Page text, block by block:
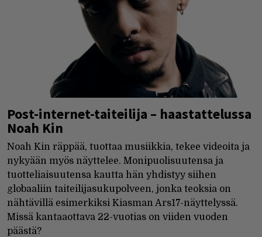
Post-internet-taiteilija – haastattelussa
Noah Kin
Noah Kin räppää, tuottaa musiikkia, tekee videoita ja
nykyään myös näyttelee. Monipuolisuutensa ja
tuotteliaisuutensa kautta hän yhdistyy siihen
globaaliin taiteilijasukupolveen, jonka teoksia on
nähtävillä esimerkiksi Kiasman Ars17-näyttelyssä.
Missä kantaaottava 22-vuotias on viiden vuoden
päästä?